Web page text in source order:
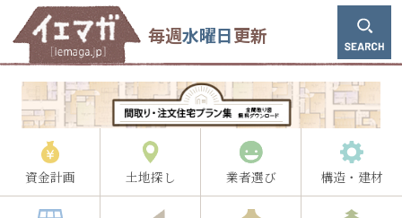
毎週水曜日更新
資金計画 土地探し 業者選び 構造・建材